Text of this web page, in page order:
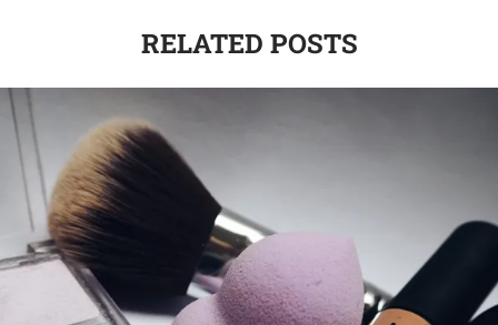
RELATED POSTS